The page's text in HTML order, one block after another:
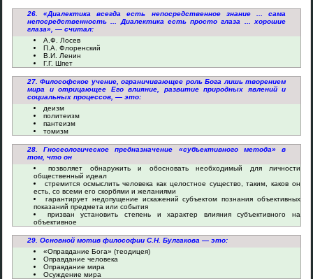
26. «Диалектика всегда есть непосредственное знание ... сама
непосредственность ... Диалектика есть просто глаза ... хорошие
глаза», — считал:
А.Ф. Лосев
П.А. Флоренский
В.И. Ленин
Г.Г. Шпет
27. Философское учение, ограничивающее роль Бога лишь творением
мира и отрицающее Его влияние, развитие природных явлений и
социальных процессов, — это:
деизм
политеизм
пантеизм
томизм
28. Гносеологическое предназначение «субъективного метода» в
том, что он
позволяет обнаружить и обосновать необходимый для личности
общественный идеал
стремится осмыслить человека как целостное существо, таким, каков он
есть, со всеми его скорбями и желаниями
гарантирует недопущение искажений субъектом познания объективных
показаний предмета или события
призван установить степень и характер влияния субъективного на
объективное
29. Основной мотив философии С.Н. Булгакова — это:
«Оправдание Бога» (теодицея)
Оправдание человека
Оправдание мира
Осуждение мира